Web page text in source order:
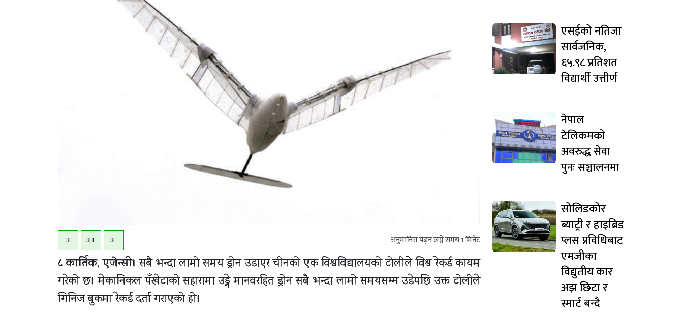
अ अ+ अ- अनुमानित्त पढ्न लग्ने समय1मिनेट
८ कार्तिक, एजेन्सी। सबै भन्दा लामो समय ड्रोन उडाएर चीनको एक विश्वविद्यालयको टोलीले विश्व रेकर्ड कायम
गरेको छ। मेकानिकल पँखेटाको सहारामा उड्ने मानवरहित ड्रोन सबै भन्दा लामो समयसम्म उडेपछि उक्त टोलीले
गिनिज बुकमा रेकर्ड दर्ता गराएको हो।
एसईको नतिजा
सार्वजनिक,
६५.९८ प्रतिशत
विद्यार्थी उत्तीर्ण
नेपाल
टेलिकमको
अवरुद्ध सेवा
पुनः सञ्चालनमा
सोलिडकोर
ब्याट्री र हाइब्रिड
प्लस प्रविधिबाट
एमजीका
विद्युतीय कार
अझ छिटा र
स्मार्ट बन्दै